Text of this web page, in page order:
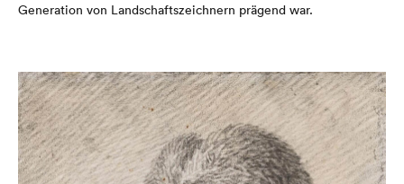
Generation von Landschaftszeichnern prägend war.